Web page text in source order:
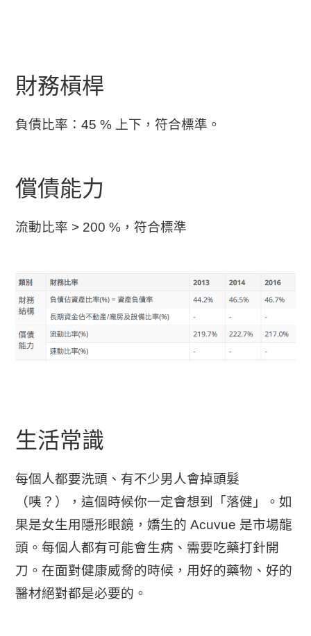
財務槓桿
負債比率：45 % 上下，符合標準。
償債能力
流動比率 > 200 %，符合標準
生活常識
每個人都要洗頭、有不少男人會掉頭髮
（咦？）
，這個時候你一定會想到「落健」。如
果是女生用隱形眼鏡，嬌生的 Acuvue 是市場龍
頭。每個人都有可能會生病、需要吃藥打針開
刀。在面對健康威脅的時候，用好的藥物、好的
醫材絕對都是必要的。